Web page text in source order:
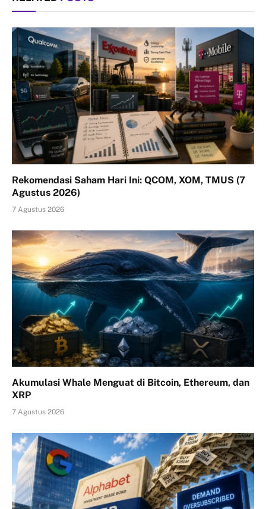
Rekomendasi Saham Hari Ini: QCOM, XOM, TMUS (7
Agustus 2026)
7 Agustus 2026
Akumulasi Whale Menguat di Bitcoin, Ethereum, dan
XRP
7 Agustus 2026